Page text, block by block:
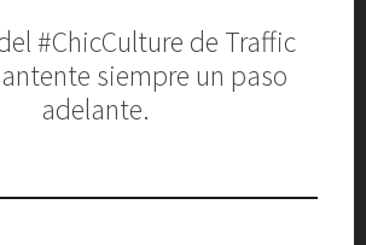
de moda – CARLOTA
DE MAESTROS